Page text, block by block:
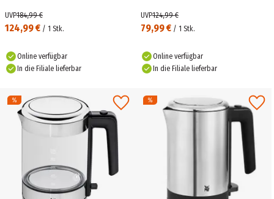
124,99 € / 1 Stk.
UVP184,99 €
Online verfügbar
In die Filiale lieferbar
79,99 € / 1 Stk.
UVP124,99 €
Online verfügbar
In die Filiale lieferbar